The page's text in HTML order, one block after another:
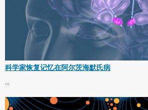
科学家恢复记忆在阿尔茨海默氏病
...